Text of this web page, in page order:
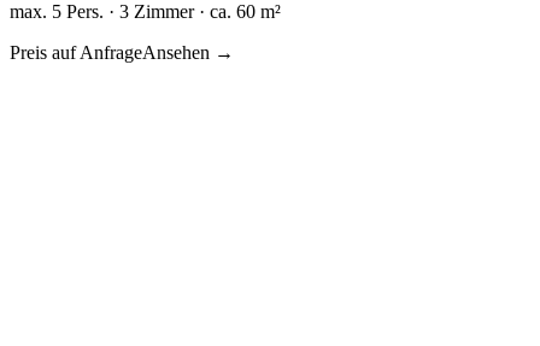
max. 5 Pers. · 3 Zimmer · ca. 60 m²
Preis auf AnfrageAnsehen →